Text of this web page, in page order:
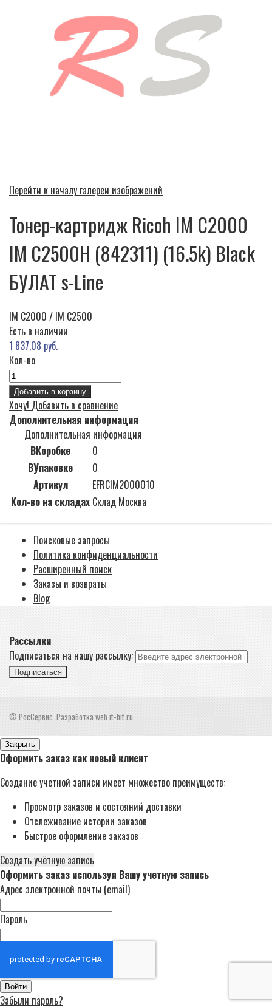
Перейти к началу галереи изображений
Тонер-картридж Ricoh IM C2000
IM C2500H (842311) (16.5k) Black
БУЛАТ s-Line
IM C2000 / IM C2500
Есть в наличии
1 837,08 руб.
Кол-во
Добавить в корзину
Хочу! Добавить в сравнение
Дополнительная информация
Дополнительная информация
ВКоробке
0
ВУпаковке
0
Артикул
EFRCIM2000010
Кол-во на складах Склад Москва
Поисковые запросы
Политика конфиденциальности
Расширенный поиск
Заказы и возвраты
Blog
Рассылки
Подписаться на нашу рассылку:
Подписаться
© РосСервис. Разработка web.it-hit.ru
Закрыть
Оформить заказ как новый клиент
Создание учетной записи имеет множество преимуществ:
Просмотр заказов и состояний доставки
Отслеживание истории заказов
Быстрое оформление заказов
Создать учётную запись
Оформить заказ используя Вашу учетную запись
Адрес электронной почты (email)
Пароль
Войти
Забыли пароль?